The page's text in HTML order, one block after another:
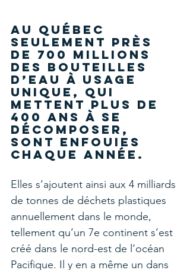
Au Québec
seulement près
de 700 millions
des bouteilles
d’eau à usage
unique, qui
mettent plus de
400 ans à se
décomposer,
sont enfouies
chaque année.
Elles s’ajoutent ainsi aux 4 milliards
de tonnes de déchets plastiques
annuellement dans le monde,
tellement qu’un 7e continent s’est
créé dans le nord-est de l’océan
Pacifique. Il y en a même un dans